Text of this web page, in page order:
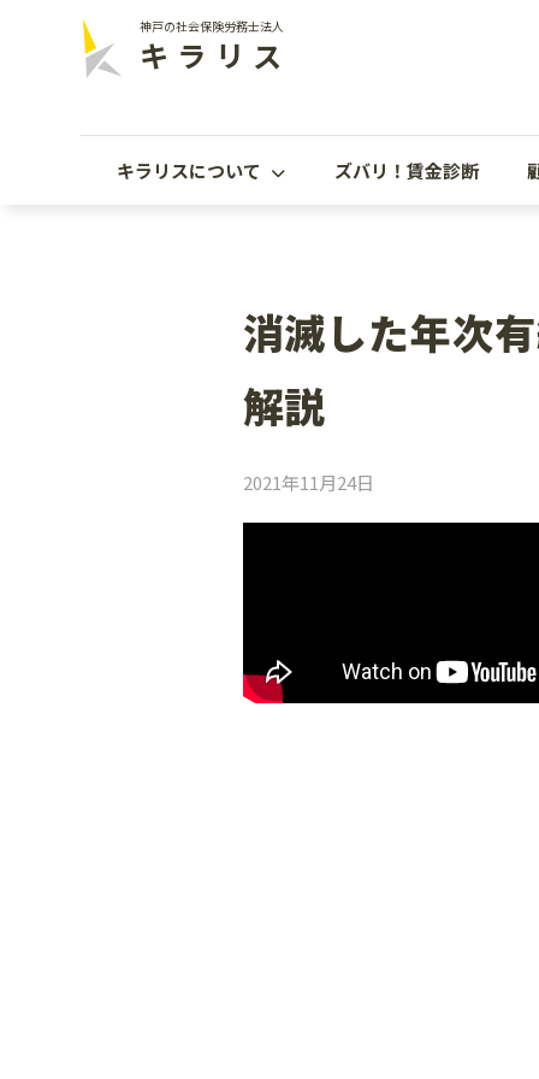
神戸の社会保険労務士法人
キラリス
キラリスについて ズバリ！賃金診断
消滅した年次
解説
2021年11月24日